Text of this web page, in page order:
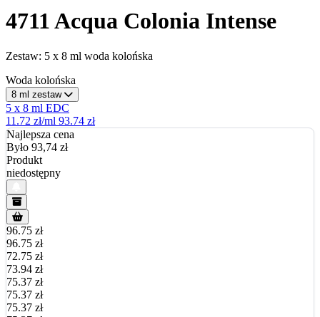
4711 Acqua Colonia Intense
Zestaw: 5 x 8 ml woda kolońska
Woda kolońska
8 ml zestaw
5 x 8 ml EDC
11.72 zł/ml 93.74 zł
Najlepsza cena
Było 93,74 zł
Produkt
niedostępny
96.75 zł
96.75 zł
72.75 zł
73.94 zł
75.37 zł
75.37 zł
75.37 zł